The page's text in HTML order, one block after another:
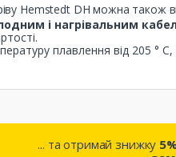
Hemstedt DH можна також
і нагрівальним
плавлення від 205 °
... та отримай знижку